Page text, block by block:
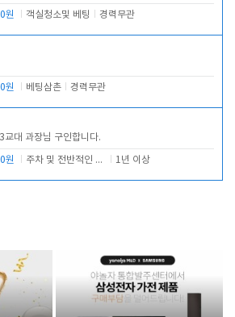
원 객실청소및 베팅 경력무관
원 베팅삼촌 경력무관
교대 과장님 구인합니다.
원 주차 및 전반적인 당번업무 1년 이상